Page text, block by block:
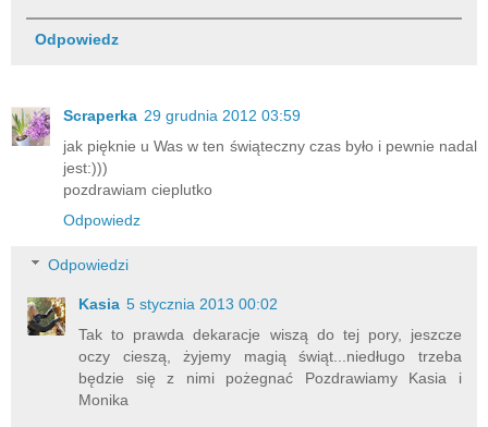
Odpowiedz
Scraperka 29 grudnia 2012 03:59
jak pięknie u Was w ten świąteczny czas było i pewnie nadal
jest:)))
pozdrawiam cieplutko
Odpowiedz
Odpowiedzi
Kasia 5 stycznia 2013 00:02
Tak to prawda dekaracje wiszą do tej pory, jeszcze
oczy cieszą, żyjemy magią świąt...niedługo trzeba
będzie się z nimi pożegnać Pozdrawiamy Kasia i
Monika